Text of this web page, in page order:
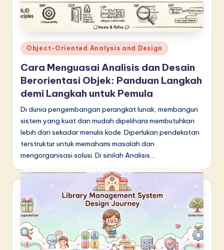
d
n
e
si
a
n
-
L
a
t
e
s
t
in
Posted
in
Object-Oriented Analysis and Design
Cara Menguasai Analisis dan Desain
Berorientasi Objek: Panduan Langkah
demi Langkah untuk Pemula
Di dunia pengembangan perangkat lunak, membangun
sistem yang kuat dan mudah dipelihara membutuhkan
lebih dari sekadar menulis kode. Diperlukan pendekatan
terstruktur untuk memahami masalah dan
mengorganisasi solusi. Di sinilah Analisis…